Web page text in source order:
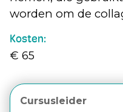
worden om de
Kosten:
€ 65
Cursusleider